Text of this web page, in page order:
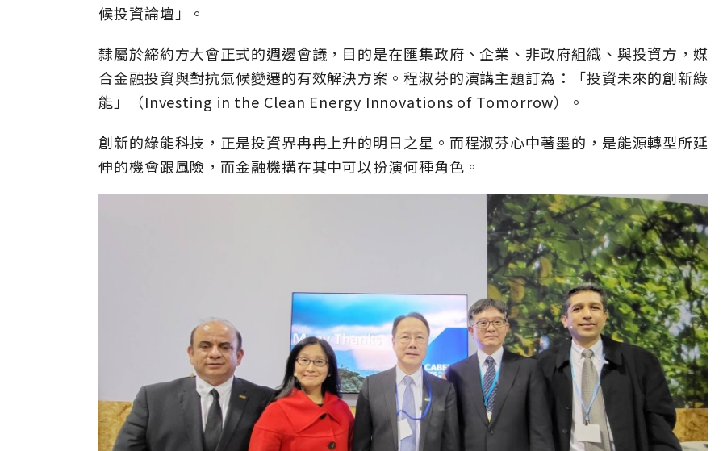
候投資論壇」。
隸屬於締約方大會正式的週邊會議，目的是在匯集政府、企業、非政府組織、與投資方，媒
合金融投資與對抗氣候變遷的有效解決方案。程淑芬的演講主題訂為：「投資未來的創新綠
能」（Investing in the Clean Energy Innovations of Tomorrow）。
創新的綠能科技，正是投資界冉冉上升的明日之星。而程淑芬心中著墨的，是能源轉型所延
伸的機會跟風險，而金融機搆在其中可以扮演何種角色。